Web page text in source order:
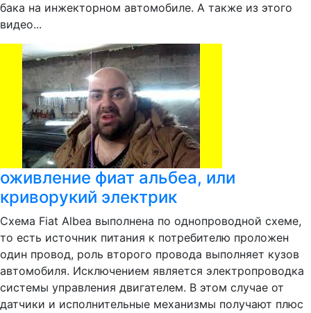
бака на инжекторном автомобиле. А также из этого
видео...
оживление фиат альбеа, или
криворукий электрик
Схема Fiat Albea выполнена по однопроводной схеме,
то есть источник питания к потребителю проложен
один провод, роль второго провода выполняет кузов
автомобиля. Исключением является электропроводка
системы управления двигателем. В этом случае от
датчики и исполнительные механизмы получают плюс